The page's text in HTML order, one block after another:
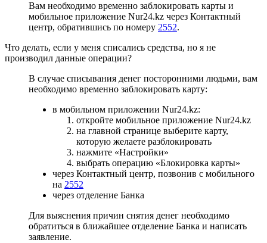
Вам необходимо временно заблокировать карты и
мобильное приложение Nur24.kz через Контактный
центр, обратившись по номеру 2552.
Что делать, если у меня списались средства, но я не
производил данные операции?
В случае списывания денег посторонними людьми, вам
необходимо временно заблокировать карту:
в мобильном приложении Nur24.kz:
откройте мобильное приложение Nur24.kz
на главной странице выберите карту,
которую желаете разблокировать
нажмите «Настройки»
выбрать операцию «Блокировка карты»
через Контактный центр, позвонив с мобильного
на 2552
через отделение Банка
Для выяснения причин снятия денег необходимо
обратиться в ближайшее отделение Банка и написать
заявление.